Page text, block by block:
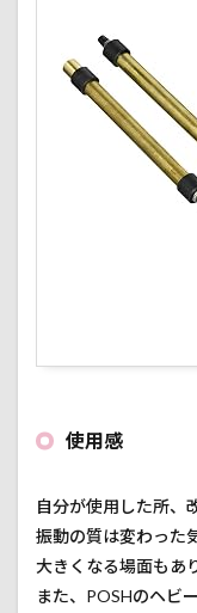
使用感
自分が使用した所、
振動の質は変わった
大きくなる場面もあ
また、POSHのヘビ